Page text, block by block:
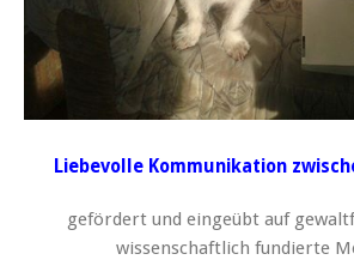
Liebevolle Kommunikation
gefördert und eingeübt auf
wissenschaftlich fundierte